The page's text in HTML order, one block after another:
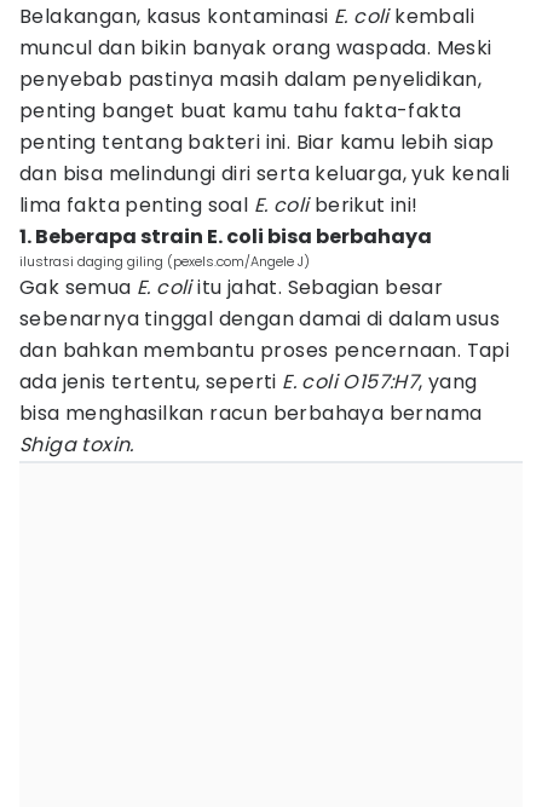
Belakangan, kasus kontaminasi E. colikembali
muncul dan bikin banyak orang waspada. Meski
penyebab pastinya masih dalam penyelidikan,
penting banget buat kamu tahu fakta-fakta
penting tentang bakteri ini. Biar kamu lebih siap
dan bisa melindungi diri serta keluarga, yuk kenali
lima fakta penting soal E. coliberikut ini!
1. Beberapa strain E. coli bisa berbahaya
ilustrasi daging giling (pexels.com/Angele J)
Gak semua E. coliitu jahat. Sebagian besar
sebenarnya tinggal dengan damai di dalam usus
dan bahkan membantu proses pencernaan. Tapi
ada jenis tertentu, seperti E. coli O157:H7, yang
bisa menghasilkan racun berbahaya bernama
Shiga toxin.